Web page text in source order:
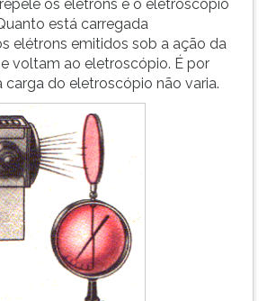
os elétrons e o eletroscópio
está carregada
elétrons emitidos sob a ação da
voltam ao eletroscópio. É por
carga do eletroscópio não varia.